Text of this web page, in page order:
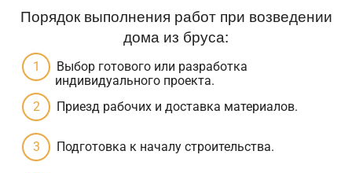
Порядок выполнения работ при возведении
дома из бруса:
Выбор готового или разработка
индивидуального проекта.
Приезд рабочих и доставка материалов.
Подготовка к началу строительства.